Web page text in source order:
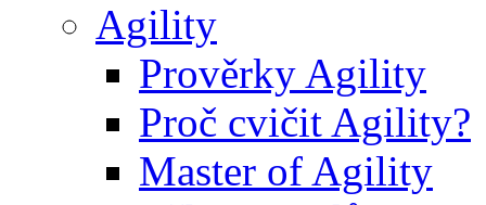
Agility
Prověrky Agility
Proč cvičit Agility?
Master of Agility